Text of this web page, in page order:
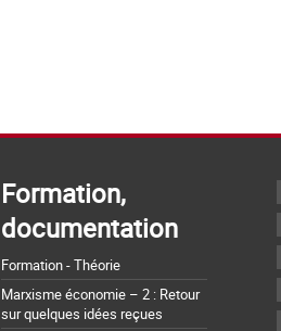
Formation,
documentation
Formation - Théorie
Marxisme économie – 2 : Retour
sur quelques idées reçues